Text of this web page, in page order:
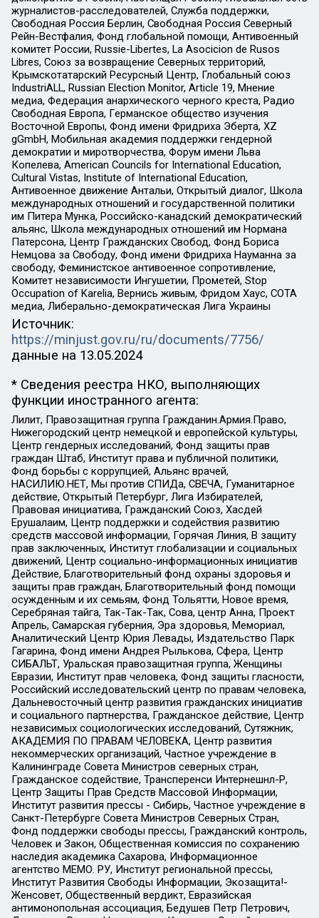
журналистов-расследователей, Служба поддержки,
Свободная Россия Берлин, Свободная Россия Северный
Рейн-Вестфалия, Фонд глобальной помощи, Антивоенный
комитет России, Russie-Libertes, La Asocicion de Rusos
Libres, Союз за возвращение Северных территорий,
Крымскотатарский Ресурсный Центр, Глобальный союз
IndustriALL, Russian Election Monitor, Article 19, Мнение
медиа, Федерация анархического черного креста, Радио
Свободная Европа, Германское общество изучения
Восточной Европы, Фонд имени Фридриха Эберта, XZ
gGmbH, Мобильная академия поддержки гендерной
демократии и миротворчества, Форум имени Льва
Копелева, American Councils for International Education,
Cultural Vistas, Institute of International Education,
Антивоенное движение Антальи, Открытый диалог, Школа
международных отношений и государственной политики
им Питера Мунка, Российско-канадский демократический
альянс, Школа международных отношений им Нормана
Патерсона, Центр Гражданских Свобод, Фонд Бориса
Немцова за Свободу, Фонд имени Фридриха Науманна за
свободу, Феминистское антивоенное сопротивление,
Комитет независимости Ингушетии, Прометей, Stop
Occupation of Karelia, Вернись живым, Фридом Хаус, СОТА
медиа, Либерально-демократическая Лига Украины
Источник:
https://minjust.gov.ru/ru/documents/7756/
данные на 13.05.2024
* Сведения реестра НКО, выполняющих
функции иностранного агента:
Лилит, Правозащитная группа Гражданин.Армия.Право,
Нижегородский центр немецкой и европейской культуры,
Центр гендерных исследований, Фонд защиты прав
граждан Штаб, Институт права и публичной политики,
Фонд борьбы с коррупцией, Альянс врачей,
НАСИЛИЮ.НЕТ, Мы против СПИДа, СВЕЧА, Гуманитарное
действие, Открытый Петербург, Лига Избирателей,
Правовая инициатива, Гражданский Союз, Хасдей
Ерушалаим, Центр поддержки и содействия развитию
средств массовой информации, Горячая Линия, В защиту
прав заключенных, Институт глобализации и социальных
движений, Центр социально-информационных инициатив
Действие, Благотворительный фонд охраны здоровья и
защиты прав граждан, Благотворительный фонд помощи
осужденным и их семьям, Фонд Тольятти, Новое время,
Серебряная тайга, Так-Так-Так, Сова, центр Анна, Проект
Апрель, Самарская губерния, Эра здоровья, Мемориал,
Аналитический Центр Юрия Левады, Издательство Парк
Гагарина, Фонд имени Андрея Рылькова, Сфера, Центр
СИБАЛЬТ, Уральская правозащитная группа, Женщины
Евразии, Институт прав человека, Фонд защиты гласности,
Российский исследовательский центр по правам человека,
Дальневосточный центр развития гражданских инициатив
и социального партнерства, Гражданское действие, Центр
независимых социологических исследований, Сутяжник,
АКАДЕМИЯ ПО ПРАВАМ ЧЕЛОВЕКА, Центр развития
некоммерческих организаций, Частное учреждение в
Калининграде Совета Министров северных стран,
Гражданское содействие, Трансперенси Интернешнл-Р,
Центр Защиты Прав Средств Массовой Информации,
Институт развития прессы - Сибирь, Частное учреждение в
Санкт-Петербурге Совета Министров Северных Стран,
Фонд поддержки свободы прессы, Гражданский контроль,
Человек и Закон, Общественная комиссия по сохранению
наследия академика Сахарова, Информационное
агентство МЕМО. РУ, Институт региональной прессы,
Институт Развития Свободы Информации, Экозащита!-
Женсовет, Общественный вердикт, Евразийская
антимонопольная ассоциация, Бедушев Петр Петрович,